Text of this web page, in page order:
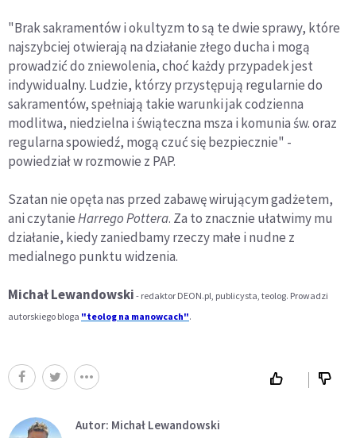
"Brak sakramentów i okultyzm to są te dwie sprawy, które
najszybciej otwierają na działanie złego ducha i mogą
prowadzić do zniewolenia, choć każdy przypadek jest
indywidualny. Ludzie, którzy przystępują regularnie do
sakramentów, spełniają takie warunki jak codzienna
modlitwa, niedzielna i świąteczna msza i komunia św. oraz
regularna spowiedź, mogą czuć się bezpiecznie" -
powiedział w rozmowie z PAP.
Szatan nie opęta nas przed zabawę wirującym gadżetem,
ani czytanieHarrego Pottera. Za to znacznie ułatwimy mu
działanie, kiedy zaniedbamy rzeczy małe i nudne z
medialnego punktu widzenia.
Michał Lewandowski - redaktor DEON.pl, publicysta, teolog. Prowadzi
autorskiego bloga "teolog na manowcach".
Autor: Michał Lewandowski